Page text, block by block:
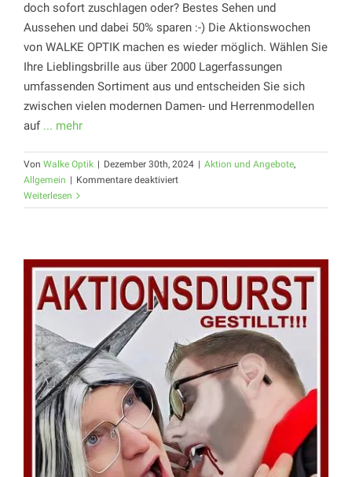
doch sofort zuschlagen oder? Bestes Sehen und
Aussehen und dabei 50% sparen :-) Die Aktionswochen
von WALKE OPTIK machen es wieder möglich. Wählen Sie
Ihre Lieblingsbrille aus über 2000 Lagerfassungen
umfassenden Sortiment aus und entscheiden Sie sich
zwischen vielen modernen Damen- und Herrenmodellen
auf ... mehr
Von Walke Optik | Dezember 30th, 2024 | Aktion und Angebote,
Allgemein | Kommentare deaktiviertfür
JANUAR
Weiterlesen